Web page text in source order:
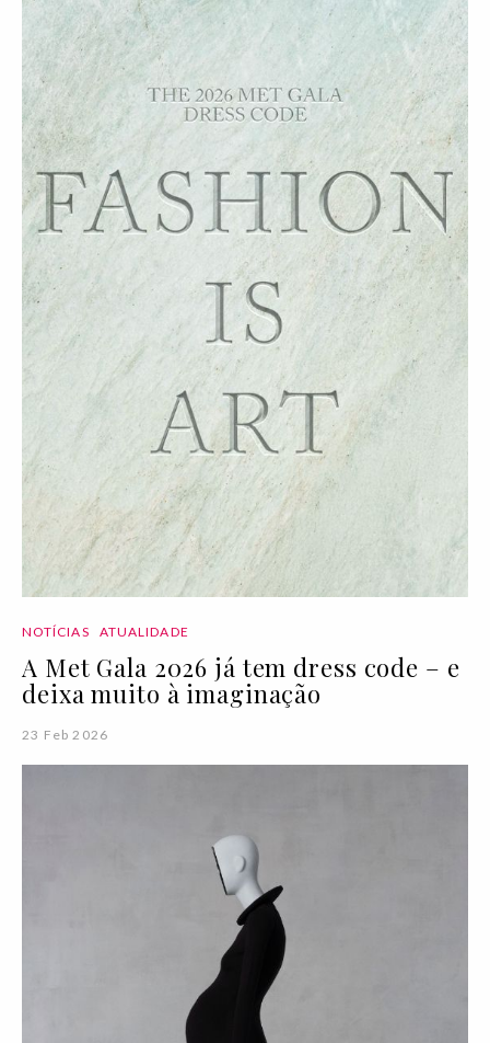
NOTÍCIAS ATUALIDADE
A Met Gala 2026 já tem dress code – e
deixa muito à imaginação
23 Feb 2026